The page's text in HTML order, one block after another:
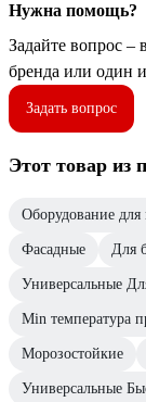
Нужна помощь?
Задайте вопрос –
бренда или один
Задать вопрос
Этот товар из
Оборудование
Фасадные Для
Универсальные
Min температура
Морозостойкие
Универсальные